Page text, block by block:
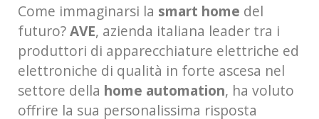
Come immaginarsi la smart home del
futuro?AVE, azienda italiana leader tra i
produttori di apparecchiature elettriche ed
elettroniche di qualità in forte ascesa nel
settore della home automation, ha voluto
offrire la sua personalissima risposta